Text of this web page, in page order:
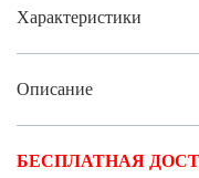
Характеристики
Описание
БЕСПЛАТНАЯ